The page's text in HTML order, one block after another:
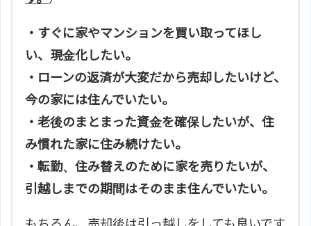
・すぐに家やマンションを買い取ってほし
い、現金化したい。
・ローンの返済が大変だから売却したいけど、
今の家には住んでいたい。
・老後のまとまった資金を確保したいが、住
み慣れた家に住み続けたい。
・転勤、住み替えのために家を売りたいが、
引越しまでの期間はそのまま住んでいたい。